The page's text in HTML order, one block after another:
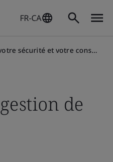
FR-CA
et votre consentement expliqués
de